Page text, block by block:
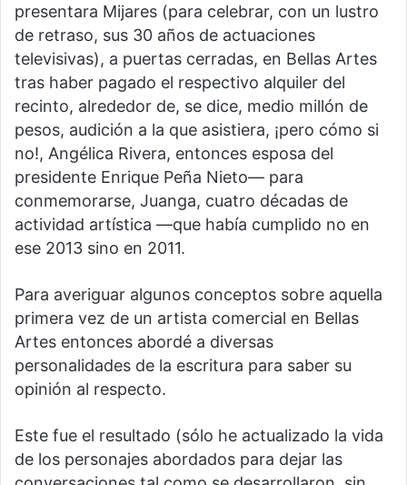
presentara Mijares (para celebrar, con un lustro
de retraso, sus 30 años de actuaciones
televisivas), a puertas cerradas, en Bellas Artes
tras haber pagado el respectivo alquiler del
recinto, alrededor de, se dice, medio millón de
pesos, audición a la que asistiera, ¡pero cómo si
no!, Angélica Rivera, entonces esposa del
presidente Enrique Peña Nieto— para
conmemorarse, Juanga, cuatro décadas de
actividad artística —que había cumplido no en
ese 2013 sino en 2011.
Para averiguar algunos conceptos sobre aquella
primera vez de un artista comercial en Bellas
Artes entonces abordé a diversas
personalidades de la escritura para saber su
opinión al respecto.
Este fue el resultado (sólo he actualizado la vida
de los personajes abordados para dejar las